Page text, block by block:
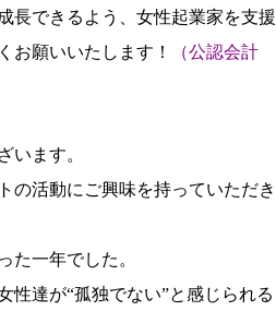
長できるよう、女性起業家を支援
お願いいたします！
（公認会計
います。
の活動にご興味を持っていただき
た一年でした。
性達が“孤独でない”と感じられる